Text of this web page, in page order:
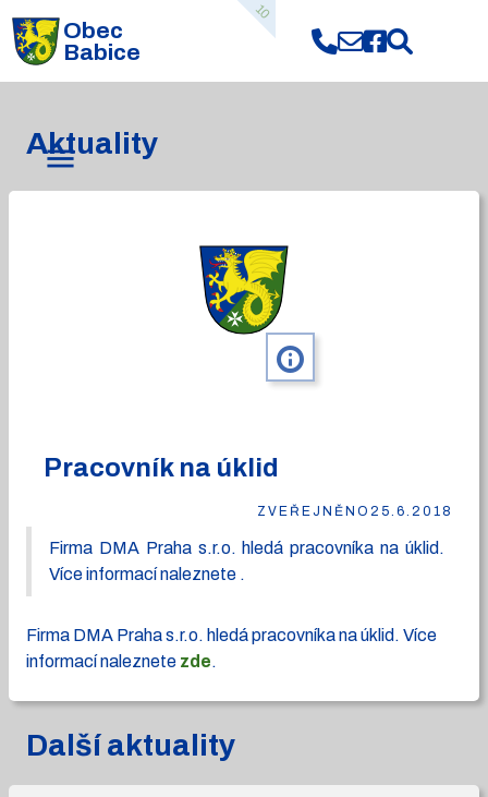
Obec
Babice
10
Aktuality
info
Pracovník na úklid
ZVEŘEJNĚNO 25.6.2018
Firma DMA Praha s.r.o. hledá pracovníka na úklid.
Více informací naleznete .
Firma DMA Praha s.r.o. hledá pracovníka na úklid. Více
informací naleznete zde.
Další aktuality